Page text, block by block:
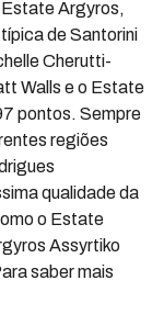
Argyros,
de Santorini
Cherutti-
Walls e o Estate
pontos. Sempre
regiões
qualidade da
o Estate
Assyrtiko
saber mais